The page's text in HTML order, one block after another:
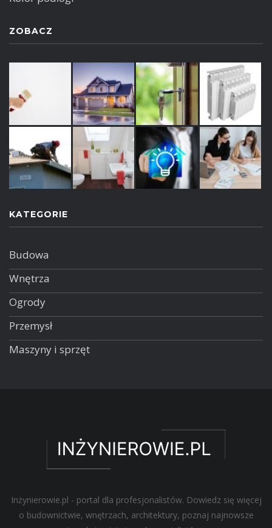
ZOBACZ
KATEGORIE
Budowa
Wnętrza
Ogrody
Przemysł
Maszyny i sprzęt
Inżynierowie.pl - portal dla profesjonalistów. Dowiedz się więcej
o budownictwie, wnętrzach, architektury, poznaj najnowsze